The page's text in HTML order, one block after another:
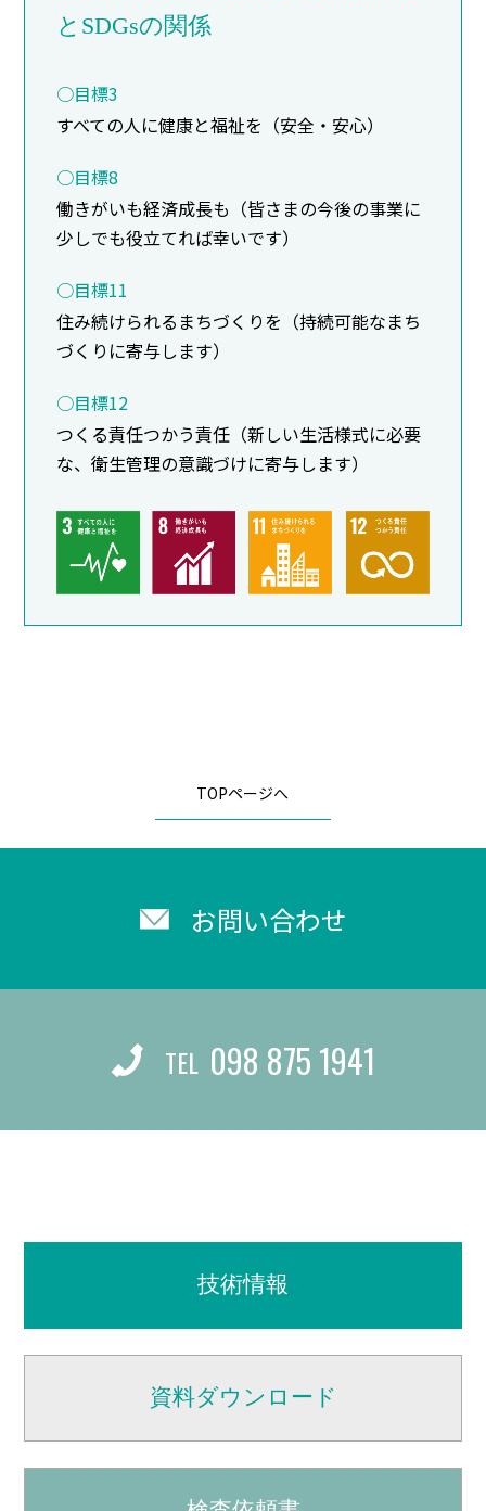
と SDGsの関係
○目標3
すべての人に健康と福祉を（安全・安心）
○目標8
働きがいも経済成長も（皆さまの今後の事業に
少しでも役立てれば幸いです）
○目標11
住み続けられるまちづくりを（持続可能なまち
づくりに寄与します）
○目標12
つくる責任つかう責任（新しい生活様式に必要
な、衛生管理の意識づけに寄与します）
TOPページへ
お問い合わせ
TEL 098 875 1941
技術情報
資料ダウンロード